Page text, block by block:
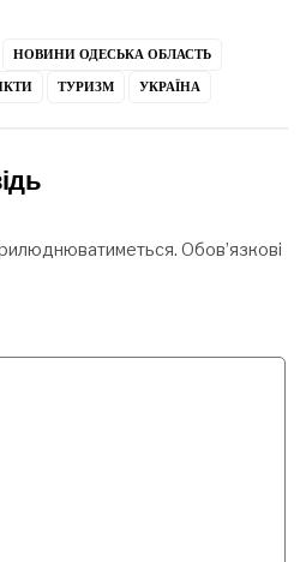
НОВИНИ ОДЕСЬКА ОБЛАСТЬ
ТУРИЗМ УКРАЇНА
Обов’язкові